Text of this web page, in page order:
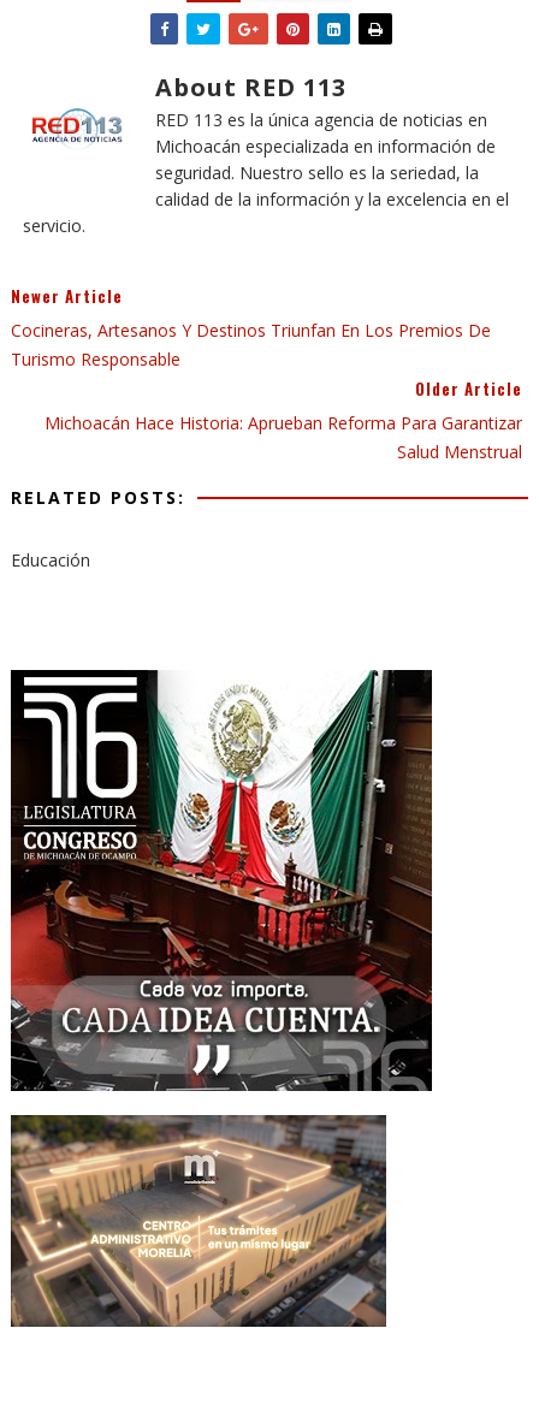
About RED 113
RED 113 es la única agencia de noticias en
Michoacán especializada en información de
seguridad. Nuestro sello es la seriedad, la
calidad de la información y la excelencia en el
servicio.
Newer Article
Cocineras, Artesanos Y Destinos Triunfan En Los Premios De
Turismo Responsable
Older Article
Michoacán Hace Historia: Aprueban Reforma Para Garantizar
Salud Menstrual
RELATED POSTS:
Educación